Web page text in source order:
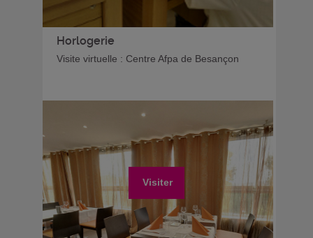
Horlogerie
Visite virtuelle : Centre Afpa de Besançon
Visiter